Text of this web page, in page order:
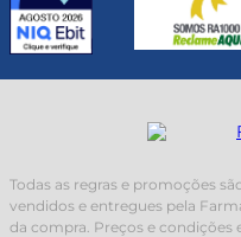
Todas as regras e promoções
vendidos e entregues pela
da compra. Preços e condições